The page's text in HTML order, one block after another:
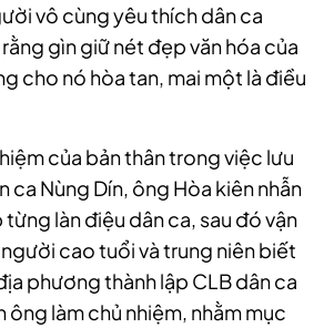
vô cùng yêu thích dân ca
gìn giữ nét đẹp văn hóa của
cho nó hòa tan, mai một là điều
của bản thân trong việc lưu
ca Nùng Dín, ông Hòa kiên nhẫn
làn điệu dân ca, sau đó vận
cao tuổi và trung niên biết
phương thành lập CLB dân ca
ông làm chủ nhiệm, nhằm mục